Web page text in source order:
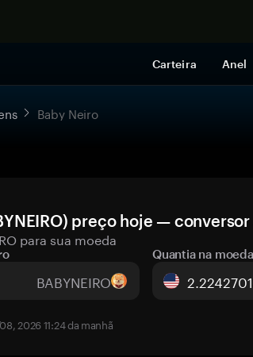
Carteira Anel
Baby Neiro
preço hoje —
para sua moeda
BABYNEIRO
Quantia na
2026 11:24 da manhã